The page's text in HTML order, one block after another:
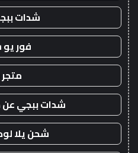
شدات
فور
متجر 4u
شدات ببجي عن
شحن يلا